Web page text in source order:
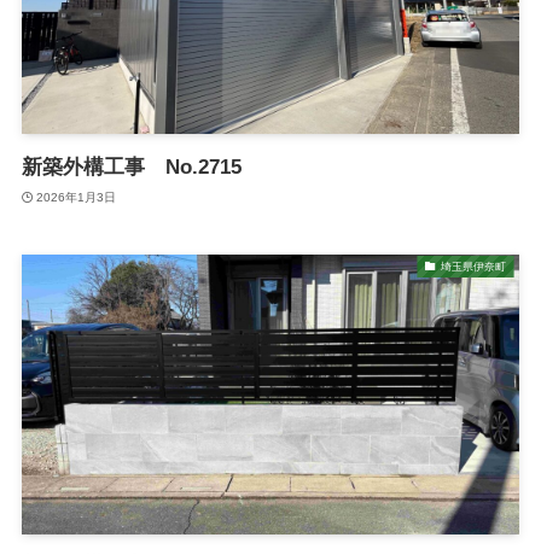
新築外構工事 No.2715
2026年1月3日
埼玉県伊奈町